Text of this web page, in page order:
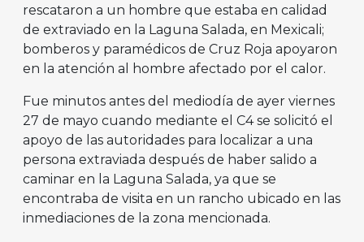
rescataron a un hombre que estaba en calidad
de extraviado en la Laguna Salada, en Mexicali;
bomberos y paramédicos de Cruz Roja apoyaron
en la atención al hombre afectado por el calor.
Fue minutos antes del mediodía de ayer viernes
27 de mayo cuando mediante el C4 se solicitó el
apoyo de las autoridades para localizar a una
persona extraviada después de haber salido a
caminar en la Laguna Salada, ya que se
encontraba de visita en un rancho ubicado en las
inmediaciones de la zona mencionada.